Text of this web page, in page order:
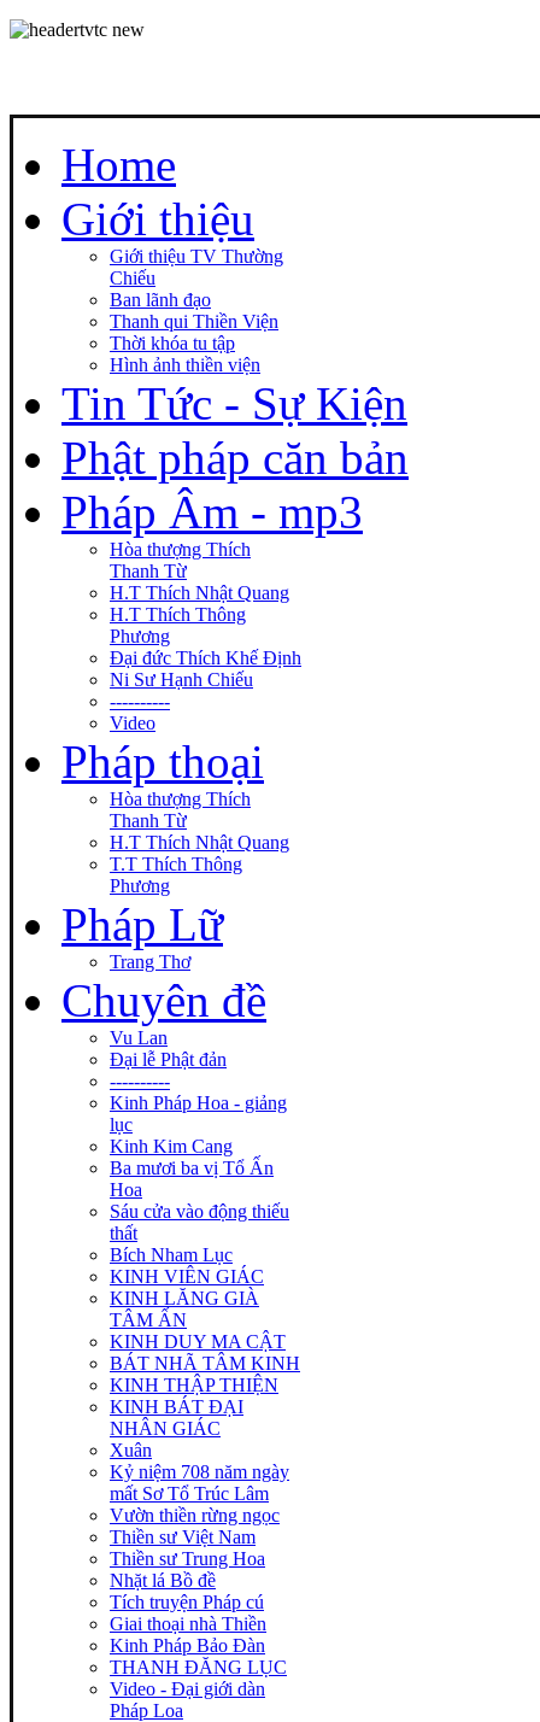
Home
Giới thiệu
Giới thiệu TV Thường
Chiếu
Ban lãnh đạo
Thanh qui Thiền Viện
Thời khóa tu tập
Hình ảnh thiền viện
Tin Tức - Sự Kiện
Phật pháp căn bản
Pháp Âm - mp3
Hòa thượng Thích
Thanh Từ
H.T Thích Nhật Quang
H.T Thích Thông
Phương
Đại đức Thích Khế Định
Ni Sư Hạnh Chiếu
----------
Video
Pháp thoại
Hòa thượng Thích
Thanh Từ
H.T Thích Nhật Quang
T.T Thích Thông
Phương
Pháp Lữ
Trang Thơ
Chuyên đề
Vu Lan
Đại lễ Phật đản
----------
Kinh Pháp Hoa - giảng
lục
Kinh Kim Cang
Ba mươi ba vị Tổ Ấn
Hoa
Sáu cửa vào động thiếu
thất
Bích Nham Lục
KINH VIÊN GIÁC
KINH LĂNG GIÀ
TÂM ẤN
KINH DUY MA CẬT
BÁT NHÃ TÂM KINH
KINH THẬP THIỆN
KINH BÁT ĐẠI
NHÂN GIÁC
Xuân
Kỷ niệm 708 năm ngày
mất Sơ Tổ Trúc Lâm
Vườn thiền rừng ngọc
Thiền sư Việt Nam
Thiền sư Trung Hoa
Nhặt lá Bồ đề
Tích truyện Pháp cú
Giai thoại nhà Thiền
Kinh Pháp Bảo Đàn
THANH ĐĂNG LỤC
Video - Đại giới dàn
Pháp Loa